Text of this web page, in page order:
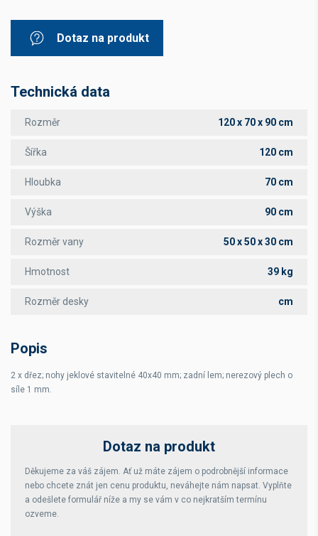
Dotaz na produkt
Technická data
Rozměr 120 x 70 x 90 cm
Šířka 120 cm
Hloubka 70 cm
Výška 90 cm
Rozměr vany 50 x 50 x 30 cm
Hmotnost 39 kg
Rozměr desky cm
Popis
2 x dřez; nohy jeklové stavitelné 40x40 mm; zadní lem; nerezový plech o
síle 1 mm.
Dotaz na produkt
Děkujeme za váš zájem. Ať už máte zájem o podrobnější informace
nebo chcete znát jen cenu produktu, neváhejte nám napsat. Vyplňte
a odešlete formulář níže a my se vám v co nejkratším termínu
ozveme.